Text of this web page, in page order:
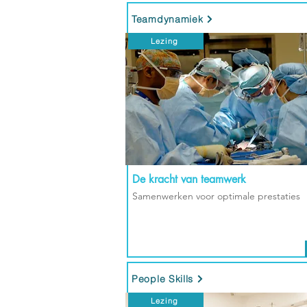
Teamdynamiek
Lezing
De kracht van teamwerk
Samenwerken voor optimale prestaties
People Skills
Lezing